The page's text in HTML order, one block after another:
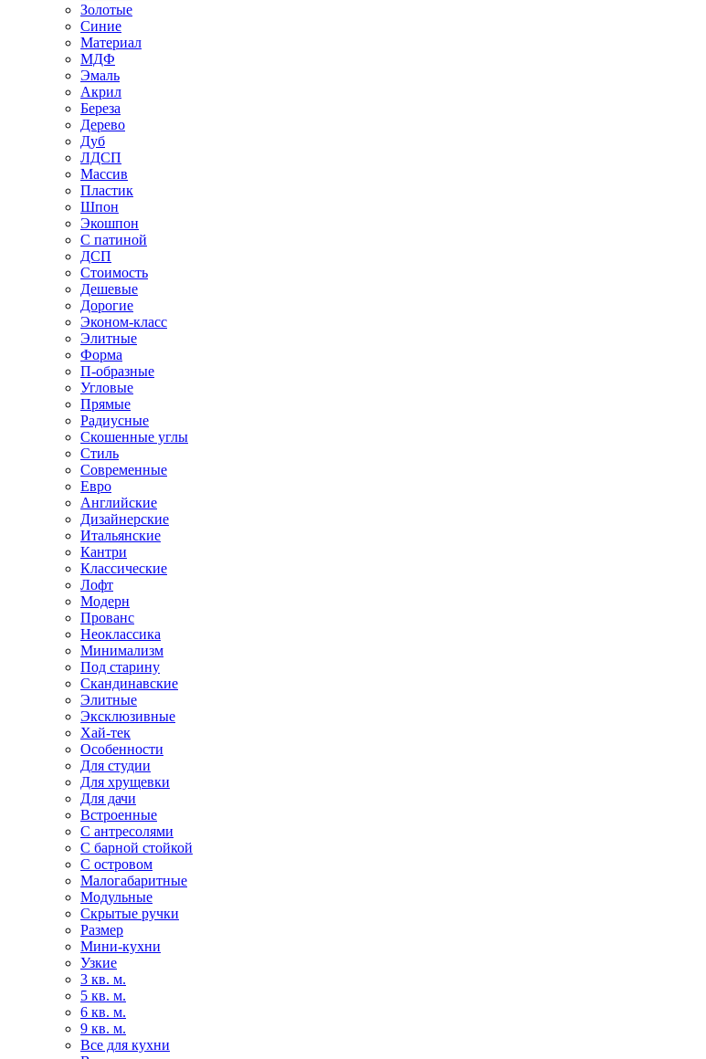
Золотые
Синие
Материал
МДФ
Эмаль
Акрил
Береза
Дерево
Дуб
ЛДСП
Массив
Пластик
Шпон
Экошпон
С патиной
ДСП
Стоимость
Дешевые
Дорогие
Эконом-класс
Элитные
Форма
П-образные
Угловые
Прямые
Радиусные
Скошенные углы
Стиль
Современные
Евро
Английские
Дизайнерские
Итальянские
Кантри
Классические
Лофт
Модерн
Прованс
Неоклассика
Минимализм
Под старину
Скандинавские
Элитные
Эксклюзивные
Хай-тек
Особенности
Для студии
Для хрущевки
Для дачи
Встроенные
С антресолями
С барной стойкой
С островом
Малогабаритные
Модульные
Скрытые ручки
Размер
Мини-кухни
Узкие
3 кв. м.
5 кв. м.
6 кв. м.
9 кв. м.
Все для кухни